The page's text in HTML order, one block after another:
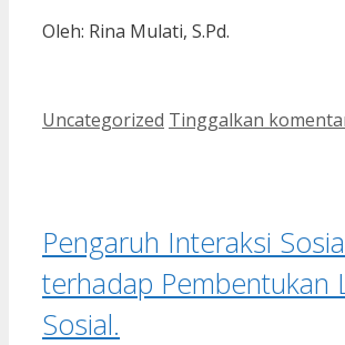
Oleh: Rina Mulati, S.Pd.
Kategori
Uncategorized Tinggalkan
Pengaruh Interaksi
terhadap Pembentukan
Sosial.